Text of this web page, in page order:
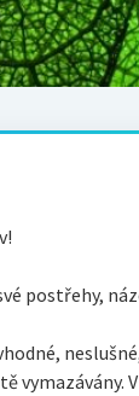
postřehy,
vymazávány.